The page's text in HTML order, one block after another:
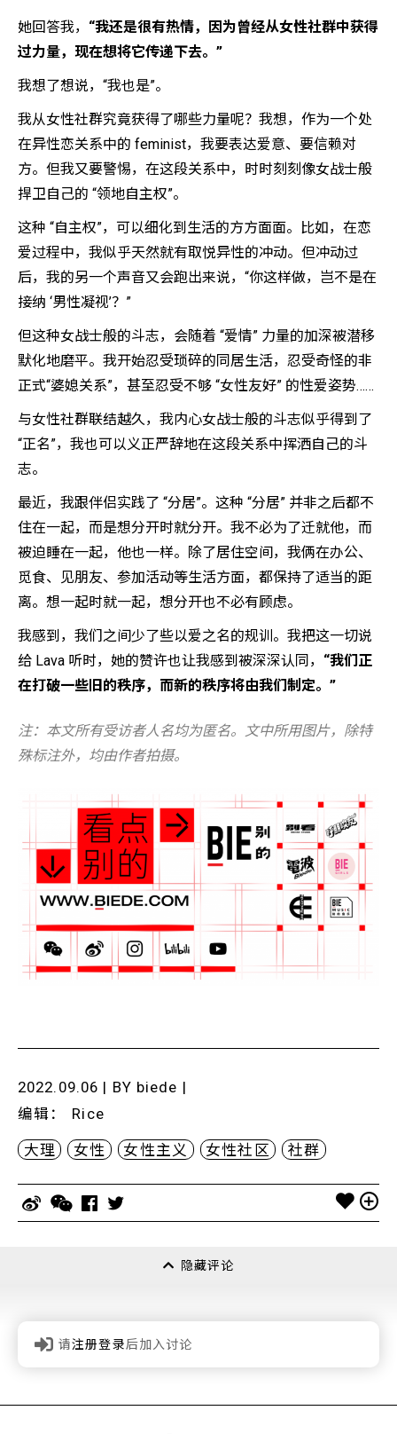
她回答我， “我还是很有热情，因为曾经从女性社群中获得
过力量，现在想将它传递下去。”
我想了想说，“我也是”。
我从女性社群究竟获得了哪些力量呢？我想，作为一个处
在异性恋关系中的 feminist，我要表达爱意、要信赖对
方。但我又要警惕，在这段关系中，时时刻刻像女战士般
捍卫自己的 “领地自主权”。
这种 “自主权”，可以细化到生活的方方面面。比如，在恋
爱过程中，我似乎天然就有取悦异性的冲动。但冲动过
后，我的另一个声音又会跑出来说，“你这样做，岂不是在
接纳 ‘男性凝视’？”
但这种女战士般的斗志，会随着 “爱情” 力量的加深被潜移
默化地磨平。我开始忍受琐碎的同居生活，忍受奇怪的非
正式“婆媳关系”，甚至忍受不够 “女性友好” 的性爱姿势……
与女性社群联结越久，我内心女战士般的斗志似乎得到了
“正名”，我也可以义正严辞地在这段关系中挥洒自己的斗
志。
最近，我跟伴侣实践了 “分居”。这种 “分居” 并非之后都不
住在一起，而是想分开时就分开。我不必为了迁就他，而
被迫睡在一起，他也一样。除了居住空间，我俩在办公、
觅食、见朋友、参加活动等生活方面，都保持了适当的距
离。想一起时就一起，想分开也不必有顾虑。
我感到，我们之间少了些以爱之名的规训。我把这一切说
给 Lava 听时，她的赞许也让我感到被深深认同， “我们正
在打破一些旧的秩序，而新的秩序将由我们制定。”
注：本文所有受访者人名均为匿名。文中所用图片，除特
殊标注外，均由作者拍摄。
2022.09.06 | BY biede |
编辑 ： Rice
大理 女性 女性主义 女性社区 社群
隐藏评论
请注册登录后加入讨论